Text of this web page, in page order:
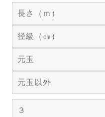
長さ（ｍ）
径級（㎝）
元玉
元玉以外
３